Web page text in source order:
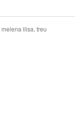
llisa, treu